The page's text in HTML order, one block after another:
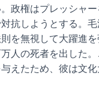
政権はプレッシャ
抗しようとする。
を無視して大躍進
人の死者を出した
えたため、彼は文